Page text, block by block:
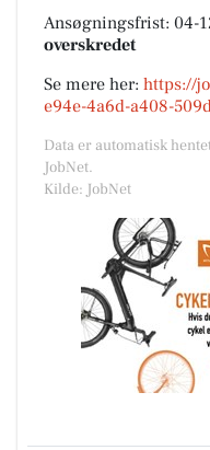
Ansøgningsfrist: 04-
overskredet
Se mere her: https://
e94e-4a6d-a408-
Data er automatisk
JobNet.
Kilde: JobNet